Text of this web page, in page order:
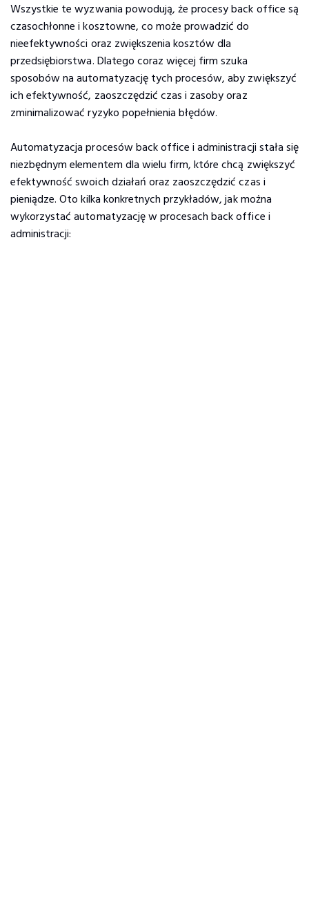
Wszystkie te wyzwania powodują, że procesy back office są
czasochłonne i kosztowne, co może prowadzić do
nieefektywności oraz zwiększenia kosztów dla
przedsiębiorstwa. Dlatego coraz więcej firm szuka
sposobów na automatyzację tych procesów, aby zwiększyć
ich efektywność, zaoszczędzić czas i zasoby oraz
zminimalizować ryzyko popełnienia błędów.
Automatyzacja procesów back office i administracji stała się
niezbędnym elementem dla wielu firm, które chcą zwiększyć
efektywność swoich działań oraz zaoszczędzić czas i
pieniądze. Oto kilka konkretnych przykładów, jak można
wykorzystać automatyzację w procesach back office i
administracji: